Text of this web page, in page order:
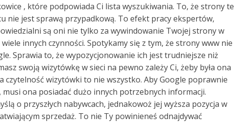
, które podpowiada Ci lista wyszukiwania. To, że strony te
nie jest sprawą przypadkową. To efekt pracy ekspertów,
są oni nie tylko za wywindowanie Twojej strony w
innych czynności. Spotykamy się z tym, że strony www nie
Sprawia to, że wypozycjonowanie ich jest trudniejsze niż
swoją wizytówkę w sieci na pewno zależy Ci, żeby była ona
czytelność wizytówki to nie wszystko. Aby Google poprawnie
musi ona posiadać dużo innych potrzebnych informacji.
o przyszłych nabywcach, jednakowoż jej wyższa pozycja w
sprzedaż. To nie Ty powinieneś odnajdywać